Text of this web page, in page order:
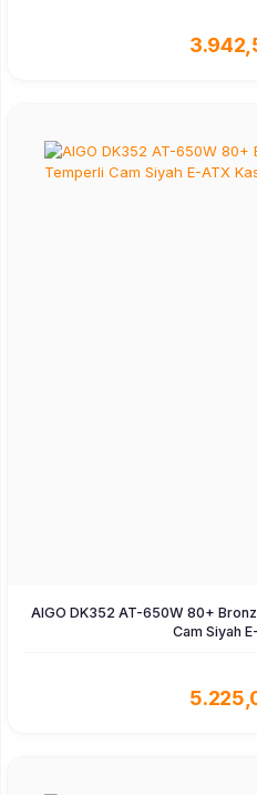
AIGO DK352 AT-650W 80+
Cam Siyah